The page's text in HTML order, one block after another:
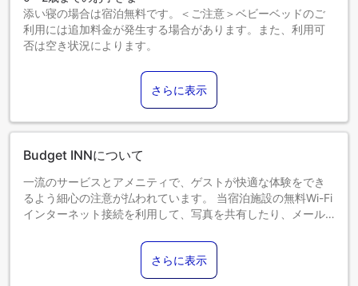
添い寝の場合は宿泊無料です。＜ご注意＞ベビーベッドのご
利用には追加料金が発生する場合があります。また、利用可
否は空き状況によります。
添い寝の場合は宿泊無料です。
18歳以上のゲストは大人とみなされます。
エキストラベッドの追加可否は、お部屋タイプにより異なり
ます。各部屋タイプ欄の記載をご確認ください。
さらに表示
Budget INNについて
一流のサービスとアメニティで、ゲストが快適な体験をでき
るよう細心の注意が払われています。 当宿泊施設の無料Wi-Fi
インターネット接続を利用して、写真を共有したり、メール
は、無料駐車場をご用意しています。当宿泊施設のルームサ
ービスは、ご滞在に最適なオプションです。当宿泊施設内は
禁煙となっておりますのでご注意ください。最高のくつろぎ
さらに表示